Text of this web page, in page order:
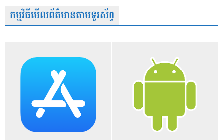
កម្មវិធីមើលព័ត៌មានតាមទូរស័ព្វ